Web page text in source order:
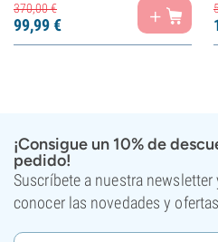
370,00€
99,99€
¡Consigue un 10% de
pedido!
Suscríbete a nuestra
conocer las novedades y